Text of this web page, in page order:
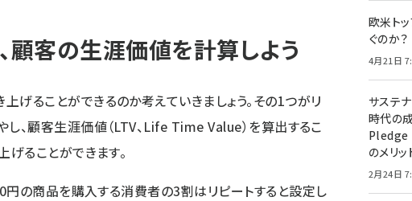
顧客の生涯価値を計算しよう
げることができるのか考えていきましょう。その1つがリ
し、顧客生涯価値（LTV、Life Time Value）を算出するこ
げることができます。
円の商品を購入する消費者の3割はリピートすると設定し
欧米ト
ぐのか
4月21日
サステ
時代の
Pledge
のメリ
2月24日